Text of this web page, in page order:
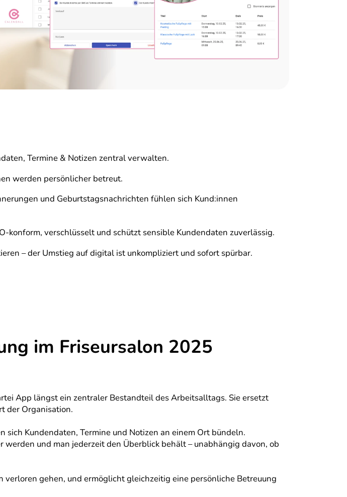
Termine & Notizen zentral verwalten.
werden persönlicher betreut.
und Geburtstagsnachrichten fühlen sich Kund:innen
konform, verschlüsselt und schützt sensible Kundendaten zuverlässig.
– der Umstieg auf digital ist unkompliziert und sofort spürbar.
im Friseursalon 2025
App längst ein zentraler Bestandteil des Arbeitsalltags. Sie ersetzt
der Organisation.
Kundendaten, Termine und Notizen an einem Ort bündeln.
und man jederzeit den Überblick behält – unabhängig davon, ob
gehen, und ermöglicht gleichzeitig eine persönliche Betreuung